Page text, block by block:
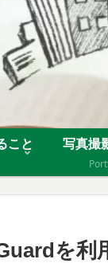
こと
写真撮
を利